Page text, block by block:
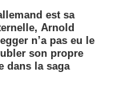
est sa
Arnold
n’a pas eu le
son propre
dans la saga